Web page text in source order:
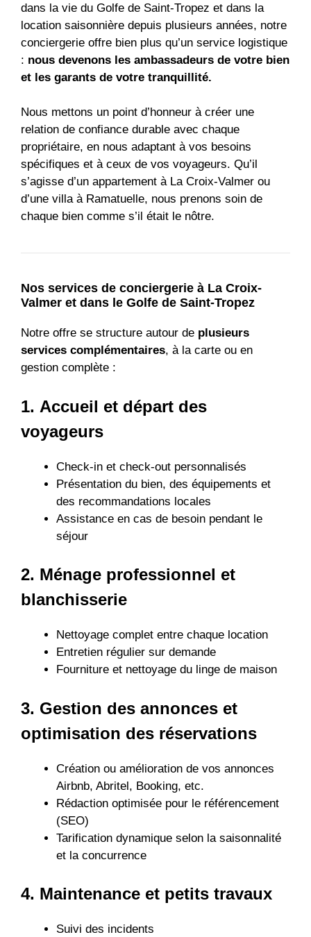
dans la vie du Golfe de Saint-Tropez et dans la
location saisonnière depuis plusieurs années, notre
conciergerie offre bien plus qu’un service logistique
: nous devenons les ambassadeurs de votre bien
et les garants de votre tranquillité.
Nous mettons un point d’honneur à créer une
relation de confiance durable avec chaque
propriétaire, en nous adaptant à vos besoins
spécifiques et à ceux de vos voyageurs. Qu’il
s’agisse d’un appartement à La Croix-Valmer ou
d’une villa à Ramatuelle, nous prenons soin de
chaque bien comme s’il était le nôtre.
Nos services de conciergerie à La Croix-
Valmer et dans le Golfe de Saint-Tropez
Notre offre se structure autour de plusieurs
services complémentaires, à la carte ou en
gestion complète :
1. Accueil et départ des
voyageurs
Check-in et check-out personnalisés
Présentation du bien, des équipements et
des recommandations locales
Assistance en cas de besoin pendant le
séjour
2. Ménage professionnel et
blanchisserie
Nettoyage complet entre chaque location
Entretien régulier sur demande
Fourniture et nettoyage du linge de maison
3. Gestion des annonces et
optimisation des réservations
Création ou amélioration de vos annonces
Airbnb, Abritel, Booking, etc.
Rédaction optimisée pour le référencement
(SEO)
Tarification dynamique selon la saisonnalité
et la concurrence
4. Maintenance et petits travaux
Suivi des incidents